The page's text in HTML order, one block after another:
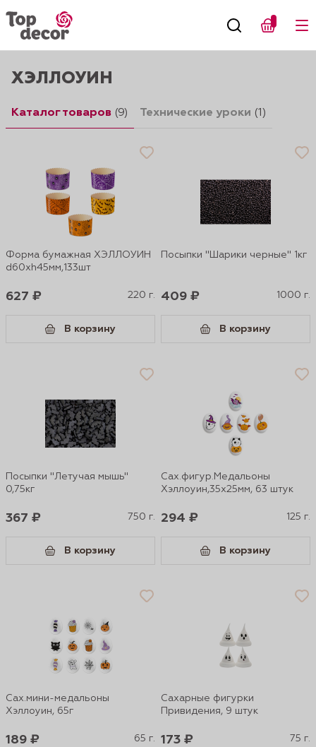
ХЭЛЛОУИН
Каталог товаров (9) Технические уроки (1)
Форма бумажная ХЭЛЛОУИН
d60xh45мм,133шт
627 ₽ 220 г.
В корзину
Посыпки "Шарики черные" 1кг
409 ₽ 1000 г.
В корзину
Посыпки "Летучая мышь"
0,75кг
367 ₽ 750 г.
В корзину
Сах.фигур.Медальоны
Хэллоуин,35х25мм, 63 штук
294 ₽ 125 г.
В корзину
Сах.мини-медальоны
Хэллоуин, 65г
189 ₽ 65 г.
Сахарные фигурки
Привидения, 9 штук
173 ₽ 75 г.